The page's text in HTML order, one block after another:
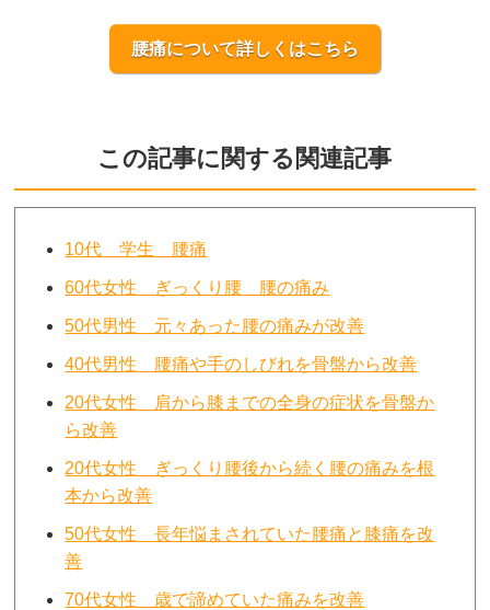
腰痛について詳しくはこちら
この記事に関する関連記事
10代 学生 腰痛
60代女性 ぎっくり腰 腰の痛み
50代男性 元々あった腰の痛みが改善
40代男性 腰痛や手のしびれを骨盤から改善
20代女性 肩から膝までの全身の症状を骨盤か
ら改善
20代女性 ぎっくり腰後から続く腰の痛みを根
本から改善
50代女性 長年悩まされていた腰痛と膝痛を改
善
70代女性 歳で諦めていた痛みを改善